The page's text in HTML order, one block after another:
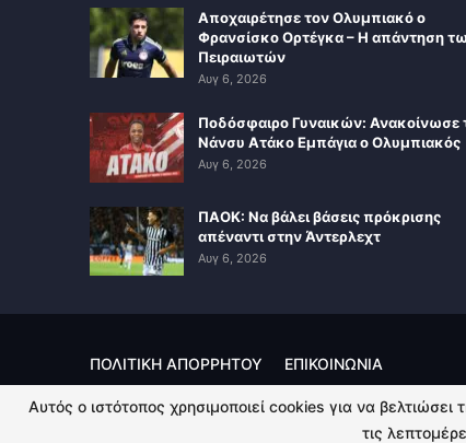
Αποχαιρέτησε τον Ολυμπιακό ο
Φρανσίσκο Ορτέγκα – Η απάντηση
Πειραιωτών
Αυγ 6, 2026
Ποδόσφαιρο Γυναικών: Ανακοίνωσε
Νάνσυ Ατάκο Εμπάγια ο Ολυμπιακός
Αυγ 6, 2026
ΠΑΟΚ: Να βάλει βάσεις πρόκρισης
απέναντι στην Άντερλεχτ
Αυγ 6, 2026
ΠΟΛΙΤΙΚΗ ΑΠΟΡΡΗΤΟΥ ΕΠΙΚΟΙΝΩΝΙΑ
© 2026 - Kingsport.gr. All Rights Reserved.
Αυτός ο ιστότοπος χρησιμοποιεί cookies για να
τις